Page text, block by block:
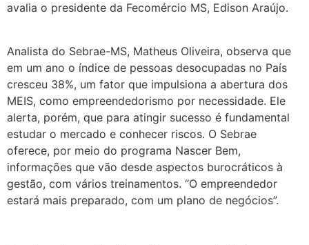
avalia o presidente da Fecomércio MS, Edison Araújo.
Analista do Sebrae-MS, Matheus Oliveira, observa que
em um ano o índice de pessoas desocupadas no País
cresceu 38%, um fator que impulsiona a abertura dos
MEIS, como empreendedorismo por necessidade. Ele
alerta, porém, que para atingir sucesso é fundamental
estudar o mercado e conhecer riscos. O Sebrae
oferece, por meio do programa Nascer Bem,
informações que vão desde aspectos burocráticos à
gestão, com vários treinamentos. “O empreendedor
estará mais preparado, com um plano de negócios”.